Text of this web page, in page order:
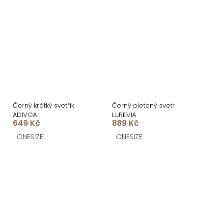
Černý krátký svetřík
ADIVOA
649 Kč
ONESIZE
Černý pletený svetr
LUREVIA
889 Kč
ONESIZE